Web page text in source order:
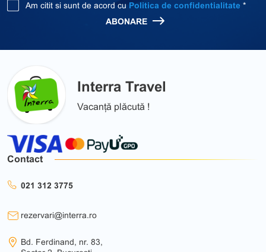
Am citit si sunt de acord cu Politica de confidentialitate *
ABONARE
Interra Travel
Vacanță plăcută !
Contact
021 312 3775
rezervari@interra.ro
Bd. Ferdinand, nr. 83,